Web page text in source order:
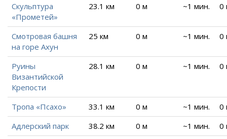
Скульптура
«Прометей»
23.1 км 0 м ~1 мин. 0
Смотровая башня
на горе Ахун
25 км 0 м ~1 мин. 0
Руины
Византийской
Крепости
28.1 км 0 м ~1 мин. 0
Тропа «Псахо» 33.1 км 0 м ~1 мин.
0
Адлерский парк
38.2 км 0 м ~1 мин.
0